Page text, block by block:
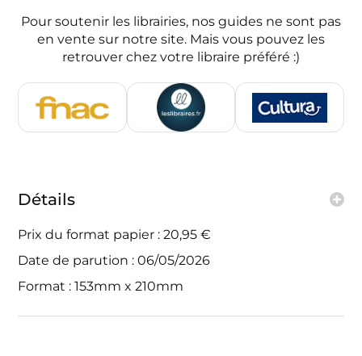
Pour soutenir les librairies, nos guides ne sont pas
en vente sur notre site. Mais vous pouvez les
retrouver chez votre libraire préféré :)
Détails
Prix du format papier : 20,95 €
Date de parution : 06/05/2026
Format : 153mm x 210mm